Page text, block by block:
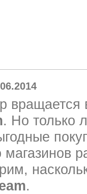
вращается
. Но только
.